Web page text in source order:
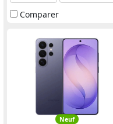
Comparer
Neuf